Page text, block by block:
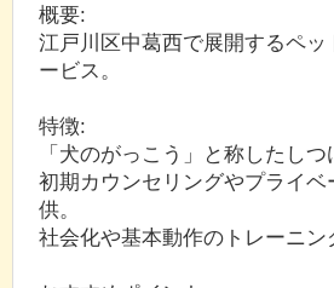
概要:
江戸川区中葛西で展開するペッ
ービス。
特徴:
「犬のがっこう」と称したしつ
初期カウンセリングやプライベ
供。
社会化や基本動作のトレーニン